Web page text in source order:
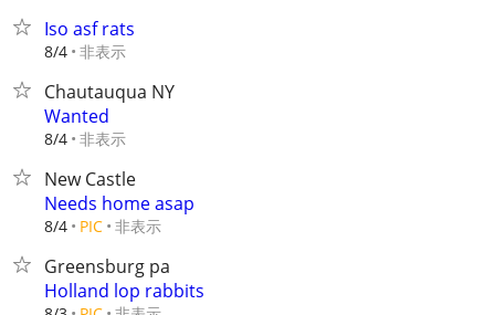
Iso asf rats
8/4 非表示
Chautauqua NY
Wanted
8/4 非表示
New Castle
Needs home asap
8/4 PIC 非表示
Greensburg pa
Holland lop rabbits